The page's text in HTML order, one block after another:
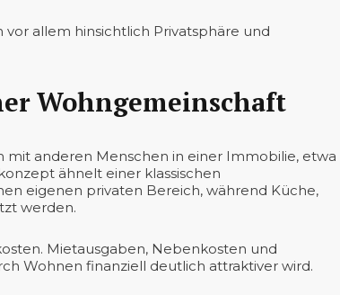
allem hinsichtlich Privatsphäre und
Wohngemeinschaft
mit anderen Menschen in einer Immobilie, etwa
ähnelt einer klassischen
eigenen privaten Bereich, während Küche,
werden.
Mietausgaben, Nebenkosten und
Wohnen finanziell deutlich attraktiver wird.